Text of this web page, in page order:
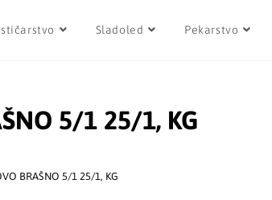
Sladoled Pekarstvo
5/1 25/1, KG
BRAŠNO 5/1 25/1, KG